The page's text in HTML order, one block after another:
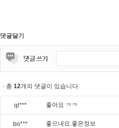
댓글달기
· 총 12개의 댓글이 있습니다
ql*** 좋아요 ㅋㅋ
bo*** 좋으내요.좋은정보